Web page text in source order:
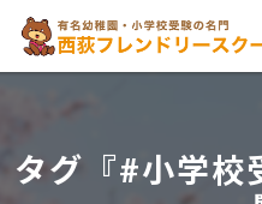
タグ『#小学校